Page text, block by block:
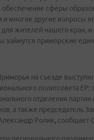
обеспечение сферы
и многие другие вопросы
жителей нашего края,
займутся приморские
на съезде
политсовета ЕР:
отделения
а также председатель
Ролик, сообщает